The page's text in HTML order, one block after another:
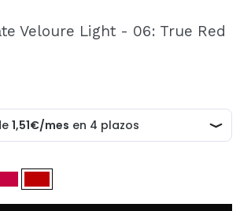
en Maquillalia.com podrás realizar
revisar el estado de tus
tus operaciones anteriores.
CREAR CUENTA
Veloure Light - 06: True Red